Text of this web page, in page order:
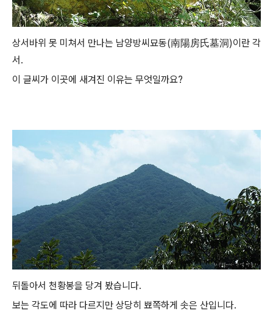
상서바위 못 미쳐서 만나는 남양방씨묘동(南陽房氏墓洞)이란 각
서.
이 글씨가 이곳에 새겨진 이유는 무엇일까요?
뒤돌아서 천황봉을 당겨 봤습니다.
보는 각도에 따라 다르지만 상당히 뾰쪽하게 솟은 산입니다.